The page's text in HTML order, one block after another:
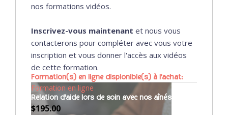
nos formations vidéos.
Inscrivez-vous maintenant et nous vous
contacterons pour compléter avec vous votre
inscription et vous donner l'accès aux vidéos
de cette formation.
Formation(s) en ligne displonible(s) à l'achat:
Formation en ligne
Relation d'aide lors de soin avec nos aînés
$195.00